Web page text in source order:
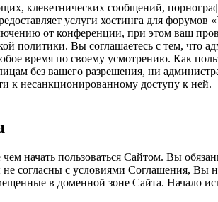
клеветнических сообщений,
услуги хостинга для
от конференции, при этом ваш
политики. Вы соглашаетесь с тем,
время по своему усмотрению. Как
без вашего разрешения, ни
к несанкционированному доступу к ней.
начать пользоваться Сайтом. Вы
согласны с условиями Соглашения, Вы
в доменной зоне Сайта. Начало